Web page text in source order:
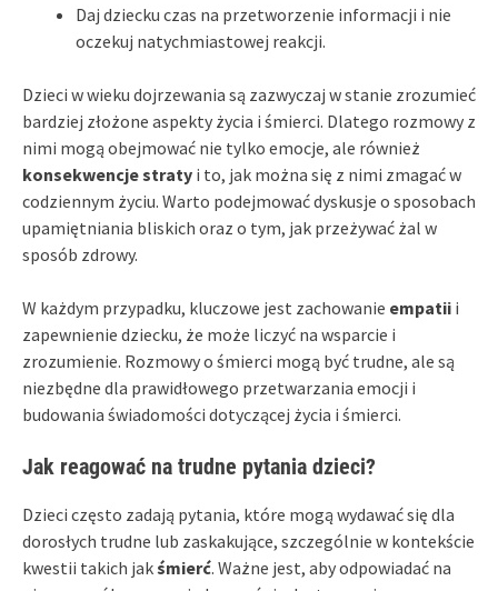
Daj dziecku czas na przetworzenie informacji i nie
oczekuj natychmiastowej reakcji.
Dzieci w wieku dojrzewania są zazwyczaj w stanie zrozumieć
bardziej złożone aspekty życia i śmierci. Dlatego rozmowy z
nimi mogą obejmować nie tylko emocje, ale również
konsekwencje straty i to, jak można się z nimi zmagać w
codziennym życiu. Warto podejmować dyskusje o sposobach
upamiętniania bliskich oraz o tym, jak przeżywać żal w
sposób zdrowy.
W każdym przypadku, kluczowe jest zachowanie empatii i
zapewnienie dziecku, że może liczyć na wsparcie i
zrozumienie. Rozmowy o śmierci mogą być trudne, ale są
niezbędne dla prawidłowego przetwarzania emocji i
budowania świadomości dotyczącej życia i śmierci.
Jak reagować na trudne pytania dzieci?
Dzieci często zadają pytania, które mogą wydawać się dla
dorosłych trudne lub zaskakujące, szczególnie w kontekście
kwestii takich jakśmierć. Ważne jest, aby odpowiadać na